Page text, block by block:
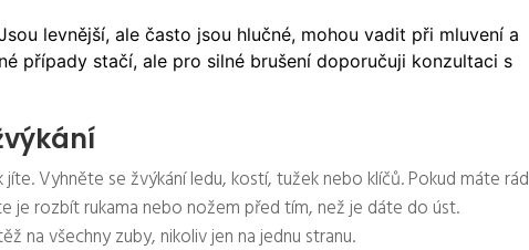
levnější, ale často jsou hlučné, mohou vadit při mluvení a
případy stačí, ale pro silné brušení doporučuji konzultaci s
Vyhněte se žvýkání ledu, kostí, tužek nebo klíčů. Pokud máte rád
je rozbít rukama nebo nožem před tím, než je dáte do úst.
na všechny zuby, nikoliv jen na jednu stranu.